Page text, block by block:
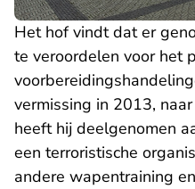
Het hof vindt dat er
te veroordelen voor het
vermissing in 2013,
heeft hij deelgenomen
een terroristische
andere wapentraining